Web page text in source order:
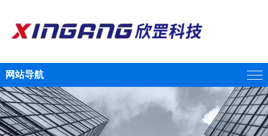
网站导航